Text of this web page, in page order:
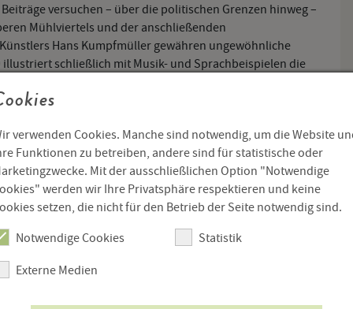
versuchen – über die politischen Grenzen hinweg –
Mühlviertels und der anschließenden
Hans Kumpfmüller gewähren ungewöhnliche
illustriert schließlich mit Musik- und Sprachbeispielen die
Mühl und an der Moldau
Mühlviertel und im Böhmerwald in den letzten 300
– makrodialektgeografische Einordnung
Mühlviertel
aus Vorderanger
vergessene Lieder?
verwenden Cookies. Manche sind notwendig, um die Website
Funktionen zu betreiben, andere sind für statistische oder
Mit der ausschließlichen Option "Notwendige
werden wir Ihre Privatsphäre respektieren und keine
setzen, die nicht für den Betrieb der Seite notwendig sind.
Notwendige Cookies
Statistik
Externe Medien